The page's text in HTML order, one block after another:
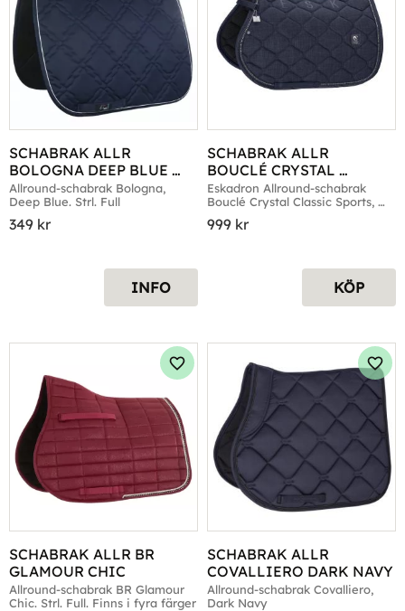
SCHABRAK ALLR
BOLOGNA DEEP BLUE
FULL
Allround-schabrak Bologna,
Deep Blue. Strl. Full
349 kr
INFO
SCHABRAK ALLR
BOUCLÉ CRYSTAL
CLASSIC SPORTS NAVY
Eskadron Allround-schabrak
Bouclé Crystal Classic Sports,
999 kr
KÖP
SCHABRAK ALLR BR
GLAMOUR CHIC
Allround-schabrak BR Glamour
Chic. Strl. Full. Finns i fyra färger
Lägg till i favoriter
SCHABRAK ALLR
COVALLIERO DARK NAVY
Allround-schabrak Covalliero,
Dark Navy